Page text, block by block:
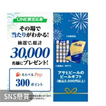
SNS懸賞